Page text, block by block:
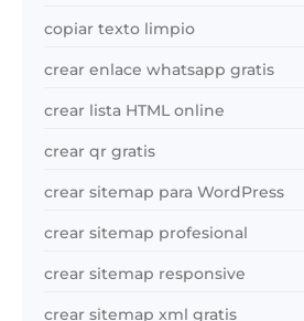
copiar texto limpio
crear enlace whatsapp gratis
crear lista HTML online
crear qr gratis
crear sitemap para WordPress
crear sitemap profesional
crear sitemap responsive
crear sitemap xml gratis